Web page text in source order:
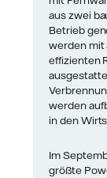
aus zwei
Betrieb
werden mit
effizienten
werden
in den
Im
größte